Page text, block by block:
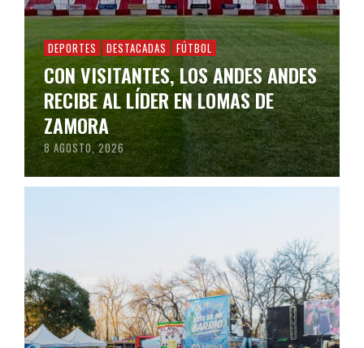
DEPORTES DESTACADAS FÚTBOL
CON VISITANTES, LOS ANDES ANDES
RECIBE AL LÍDER EN LOMAS DE
ZAMORA
8 AGOSTO, 2026